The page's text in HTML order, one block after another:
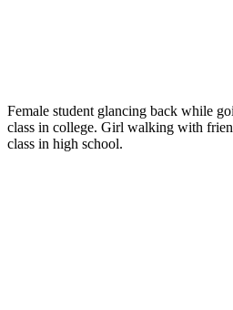
Female student glancing back while
class in college. Girl walking with
class in high school.